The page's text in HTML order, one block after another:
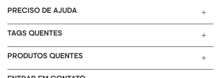
empresas, faculdades e
PRECISO DE AJUDA
TAGS QUENTES
PRODUTOS QUENTES